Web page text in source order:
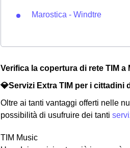
Marostica - Windtre
Verifica la copertura di rete TIM
💎Servizi Extra TIM per i cittadini
Oltre ai tanti vantaggi offerti nelle
possibilità di usufruire dei tanti
TIM Music